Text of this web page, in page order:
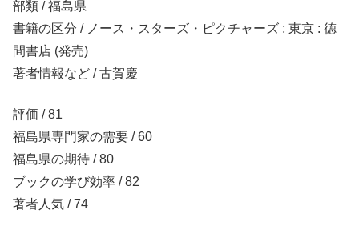
部類 / 福島県
書籍の区分 / ノース・スターズ・ピクチャーズ ; 東京 : 徳
間書店 (発売)
著者情報など / 古賀慶
評価 / 81
福島県専門家の需要 / 60
福島県の期待 / 80
ブックの学び効率 / 82
著者人気 / 74